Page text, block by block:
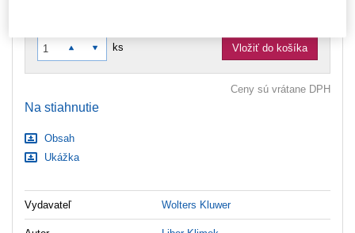
ks Vložiť do košíka
Ceny sú vrátane DPH
Na stiahnutie
Obsah
Ukážka
Vydavateľ Wolters Kluwer